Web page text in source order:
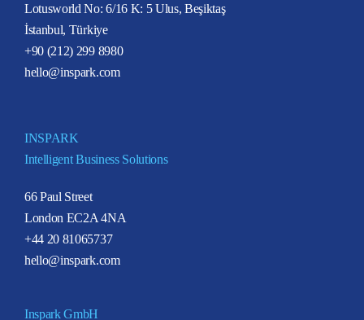
Lotusworld No: 6/16 K: 5 Ulus, Beşiktaş
İstanbul, Türkiye
+90 (212) 299 8980
hello@inspark.com
INSPARK
Intelligent Business Solutions
66 Paul Street
London EC2A 4NA
+44 20 81065737
hello@inspark.com
Inspark GmbH